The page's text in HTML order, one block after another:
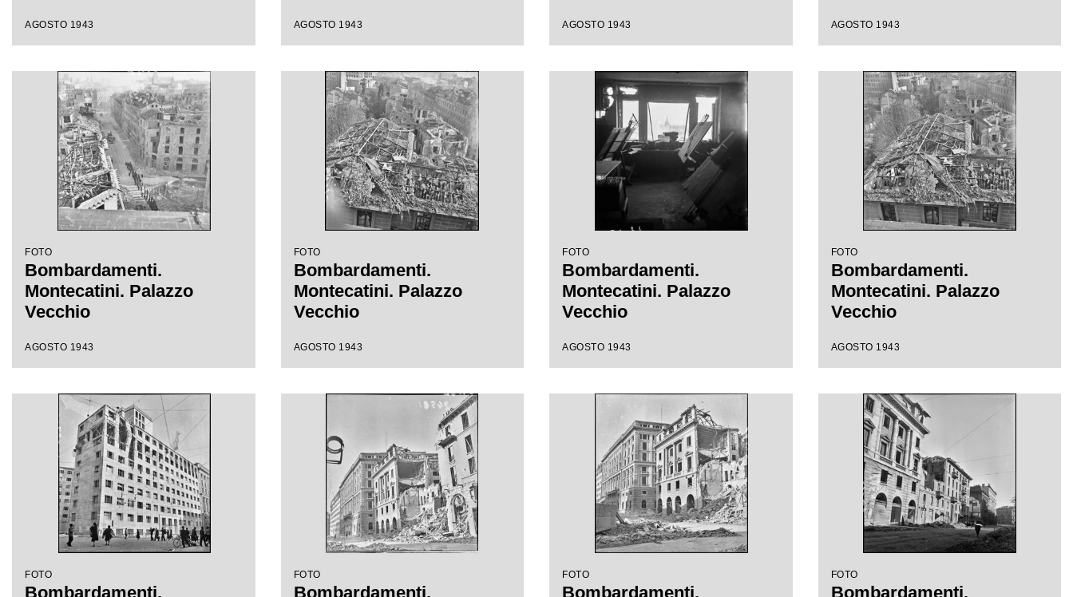
AGOSTO 1943 AGOSTO 1943 AGOSTO 1943 AGOSTO 1943
FOTO
Bombardamenti.
Montecatini. Palazzo
Vecchio
AGOSTO 1943
FOTO
Bombardamenti.
Montecatini. Palazzo
Vecchio
AGOSTO 1943
FOTO
Bombardamenti.
Montecatini. Palazzo
Vecchio
AGOSTO 1943
FOTO
Bombardamenti.
Montecatini. Palazzo
Vecchio
AGOSTO 1943
FOTO
Bombardamenti.
FOTO
Bombardamenti.
FOTO
Bombardamenti.
FOTO
Bombardamenti.